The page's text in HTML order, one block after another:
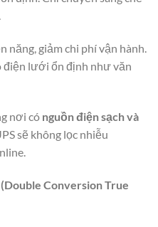
năng, giảm chi phí vận hành.
điện lưới ổn định như văn
nơi có nguồn điện sạch và
sẽ không lọc nhiễu
Conversion True